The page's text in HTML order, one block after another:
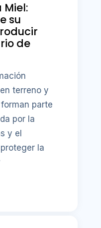
Miel:
su
de
terreno y
parte
por la
y el
la